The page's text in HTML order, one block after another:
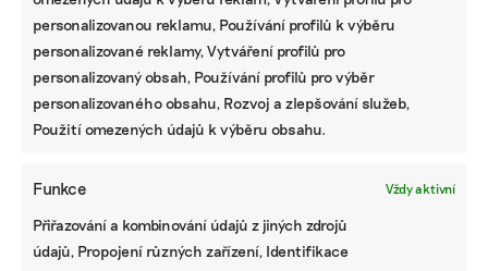
personalizovanou reklamu, Používání profilů k výběru
personalizované reklamy, Vytváření profilů pro
personalizovaný obsah, Používání profilů pro výběr
personalizovaného obsahu, Rozvoj a zlepšování služeb,
Použití omezených údajů k výběru obsahu.
Funkce Vždy aktivní
Přiřazování a kombinování údajů z jiných zdrojů
údajů, Propojení různých zařízení, Identifikace